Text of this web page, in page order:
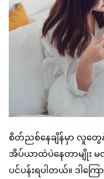
စိတ်ညစ်နေချိန်မှာ လူတွေ
အိပ်ယာထဲပဲနေတာမျိုး မ
ပင်ပန်းရပါတယ်။ ဒါက